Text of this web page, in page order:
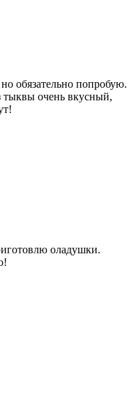
обязательно попробую.
очень вкусный,
оладушки.